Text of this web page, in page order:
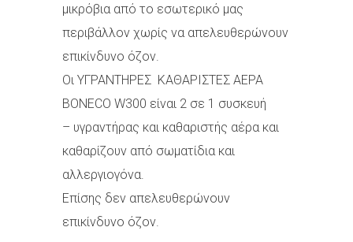
μικρόβια από το εσωτερικό μας
περιβάλλον χωρίς να απελευθερώνουν
επικίνδυνο όζον.
Οι ΥΓΡΑΝΤΗΡEΣ ΚΑΘΑΡΙΣΤEΣ ΑΕΡΑ
BONECO W300 είναι 2 σε 1 συσκευή
– υγραντήρας και καθαριστής αέρα και
καθαρίζουν από σωματίδια και
αλλεργιογόνα.
Επίσης δεν απελευθερώνουν
επικίνδυνο όζον.